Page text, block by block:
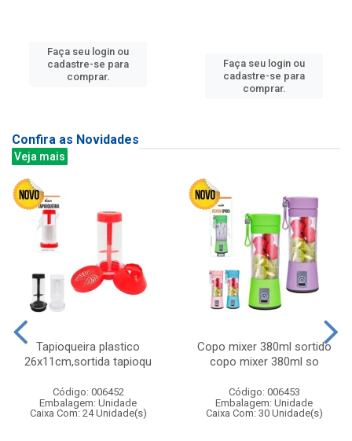
Faça seu login ou
cadastre-se para
comprar.
Faça seu login ou
cadastre-se para
comprar.
Confira as Novidades
Veja mais
Tapioqueira plastico
26x11cm,sortida tapioqu
Código: 006452
Embalagem: Unidade
Caixa Com: 24 Unidade(s)
Copo mixer 380ml sortido
copo mixer 380ml so
Código: 006453
Embalagem: Unidade
Caixa Com: 30 Unidade(s)